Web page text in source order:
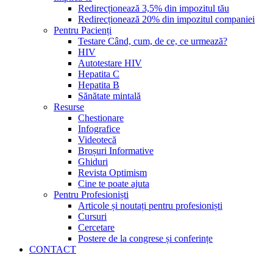
Redirecționează 3,5% din impozitul tău
Redirecționează 20% din impozitul companiei
Pentru Pacienți
Testare Când, cum, de ce, ce urmează?
HIV
Autotestare HIV
Hepatita C
Hepatita B
Sănătate mintală
Resurse
Chestionare
Infografice
Videotecă
Broșuri Informative
Ghiduri
Revista Optimism
Cine te poate ajuta
Pentru Profesioniști
Articole și noutați pentru profesioniști
Cursuri
Cercetare
Postere de la congrese și conferințe
CONTACT